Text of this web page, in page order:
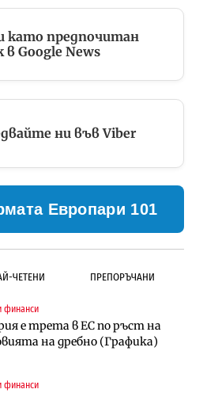
като предпочитан
Google News
ни във Viber
Европари 101
ЧЕТЕНИ ПРЕПОРЪЧАНИ
финанси
е трета в ЕС по ръст на
на дребно (Графика)
финанси
община избра
за преместването на
трасе по бул.
на тунела под
ще върви паралелно с
оценки